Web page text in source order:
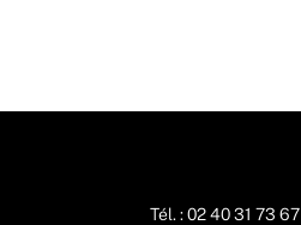
Tél. : 02 40 31 73 67